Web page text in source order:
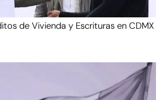
de Vivienda y Escrituras en CDMX